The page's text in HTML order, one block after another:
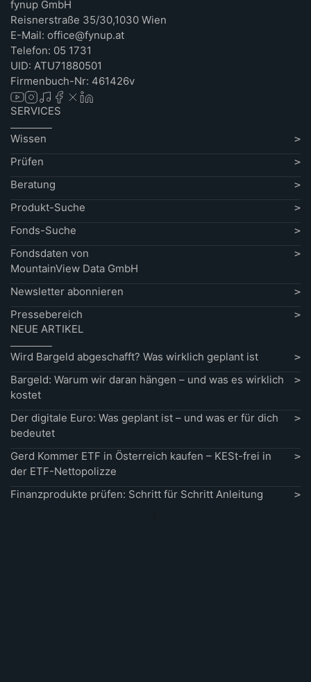
fynup GmbH
Reisnerstraße 35/30,1030 Wien
E-Mail: office@fynup.at
Telefon: 05 1731
UID: ATU71880501
Firmenbuch-Nr: 461426v
SERVICES
Wissen
Prüfen
Beratung
Produkt-Suche
Fonds-Suche
Fondsdaten von
MountainView Data GmbH
Newsletter abonnieren
Pressebereich
NEUE ARTIKEL
Wird Bargeld abgeschafft? Was wirklich geplant ist
Bargeld: Warum wir daran hängen – und was es wirklich
kostet
Der digitale Euro: Was geplant ist – und was er für dich
bedeutet
Gerd Kommer ETF in Österreich kaufen – KESt-frei in
der ETF-Nettopolizze
Finanzprodukte prüfen: Schritt für Schritt Anleitung